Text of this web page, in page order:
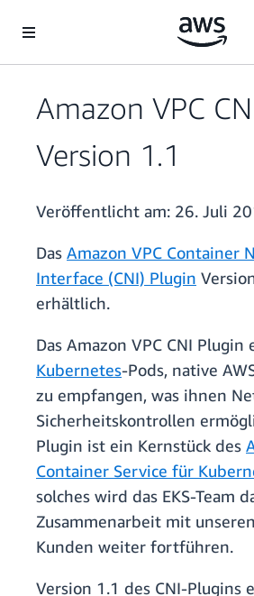
Überspringen zum Hauptinhalt
Amazon VPC
Version 1.1
Veröffentlicht am: 26. Juli
Das Amazon VPC Container
Interface (CNI) Plugin
erhältlich.
Das Amazon VPC CNI
Kubernetes-Pods, native
zu empfangen, was ihnen
Sicherheitskontrollen
Plugin ist ein Kernstück des
Container Service für
solches wird das EKS-Team
Zusammenarbeit mit
Kunden weiter fortführen.
Version 1.1 des CNI-Plugins